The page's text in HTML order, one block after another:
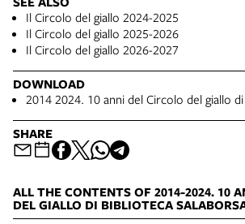
Il Circolo del giallo 2024-2025
Il Circolo del giallo 2025-2026
Il Circolo del giallo 2026-2027
DOWNLOAD
2014 2024. 10 anni del Circolo del giallo
SHARE
ALL THE CONTENTS OF 2014-2024. 10
DEL GIALLO DI BIBLIOTECA